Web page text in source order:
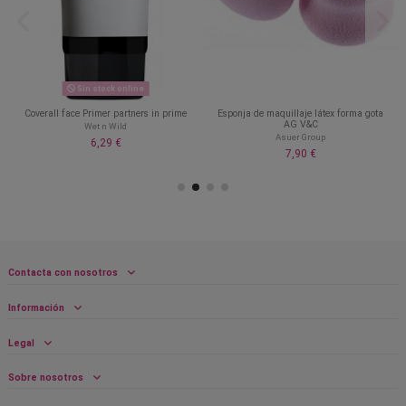
Sin stock online
Coverall face Primer partners in prime
Wet n Wild
6,29 €
Esponja de maquillaje látex forma gota
AG V&C
Asuer Group
7,90 €
Contacta con nosotros
Información
Legal
Sobre nosotros